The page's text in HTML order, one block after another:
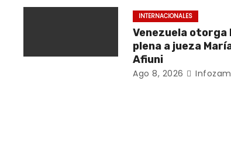
INTERNACIONALES
Venezuela
plena a jueza
Afiuni
Ago 8, 2026